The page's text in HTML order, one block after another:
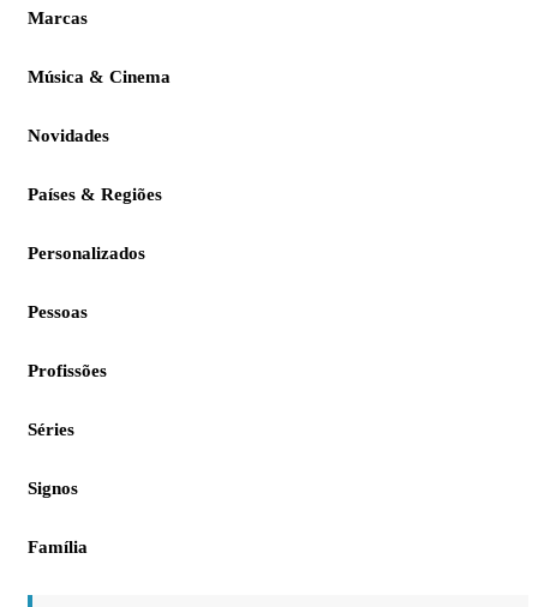
Marcas
Música & Cinema
Novidades
Países & Regiões
Personalizados
Pessoas
Profissões
Séries
Signos
Família